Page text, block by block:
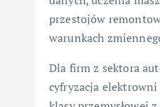
przestojów
warunkach
Dla firm z sektora
cyfryzacja elektrowni